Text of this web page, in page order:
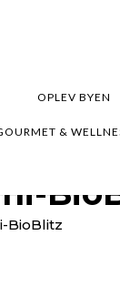
OPLEV BYEN
&